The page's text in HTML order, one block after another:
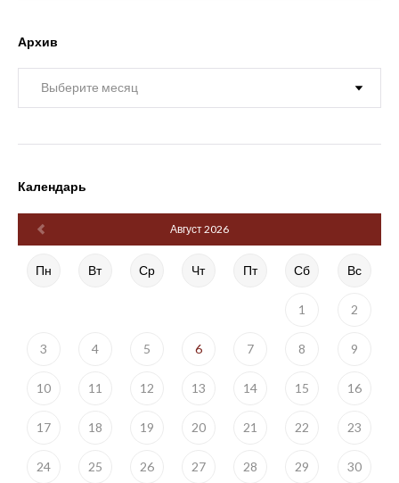
Архив
Календарь
Август 2026
Пн Вт Ср Чт Пт Сб Вс
1 2
3 4 5 6 7 8 9
10 11 12 13 14 15 16
17 18 19 20 21 22 23
24 25 26 27 28 29 30